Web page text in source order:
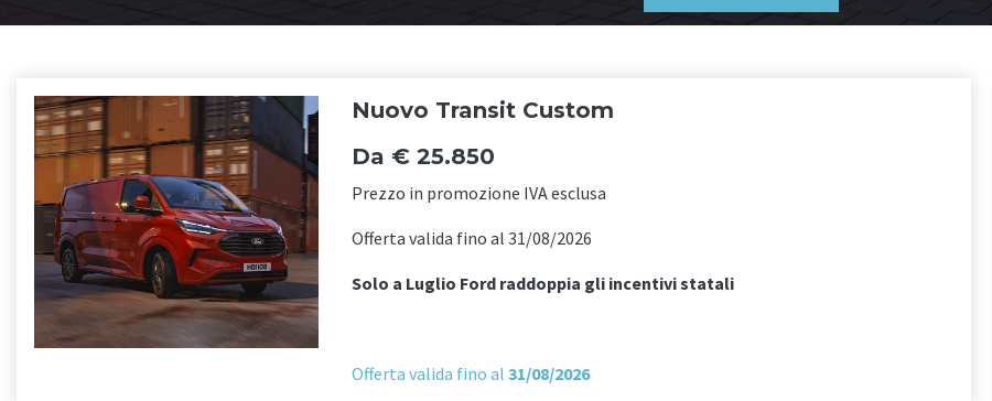
Nuovo Transit Custom
Da € 25.850
Prezzo in promozione IVA esclusa
Offerta valida fino al 31/08/2026
Solo a Luglio Ford raddoppia gli incentivi statali
Offerta valida fino al 31/08/2026